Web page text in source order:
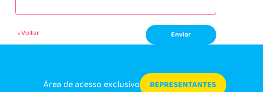
«Voltar Enviar
Área de acesso exclusivo REPRESENTANTES